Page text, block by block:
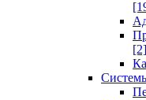
[2]